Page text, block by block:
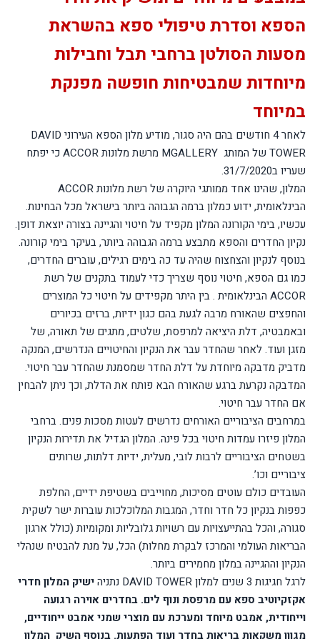
הספא וסדרת טיפולי ספא בהשראת
מסעות הסולטן ברחבי תבל וחבילות
מיוחדות שמבטיחות חופשה מפנקת
במיוחד
לאחר 4 חודשים בהם היה סגור, מודיע מלון הספא העירוני
DAVID
TOWER של המותג MGALLERY מרשת מלונותACCOR כי יפתח
שעריו ב31/7/2020.
המלון, שהינו אחד ממותגי היוקרה של רשת מלונותACCOR
הבינלאומית, ידוע כמלון ברמה הגבוהה ביותר בישראל מכל הבחינות.
עכשיו, בימי הקורונה המלון מקפיד על חיטוי והגיינה בצורה יוצאת דופן.
נקיון החדרים והספא מתבצע ברמה הגבוהה ביותר, בעיקר בימי קורונה.
בנוסף לנקיון והצחצוח שהיה עד כה בימים רגילים, עוברים החדרים,
כמו גם הספא, חיטוי נוסף שצריך כדי לעמוד בתקנים של רשת
ACCOR הבינלאומית .בין היתר מקפידים על חיטוי כל המוצרים
והחפצים שהאורח מרבה לגעת בהם כגון ידיות, ברזים בכיורים
ובאמבטיה, דלת היציאה למרפסת, שלטים, מתגים של תאורה, של
מזגן ועוד. לאחר שהחדר עבר את הנקיון והחיטויים הנדרשים, המנקה
מדביק מדבקה מיוחדת על דלת החדר שמסמנת שהחדר עבר חיטוי.
המדבקה נקרעת ברגע שהאורח הבא פותח את הדלת, וכך ניתן להבחין
אם החדר עבר חיטוי.
במרחבים הציבוריים האורחים נדרשים לעטות מסכות פנים. ברחבי
המלון פיזרו עמדות חיטוי בכל פינה. המלון הגדיל את תדירות הנקיון
בשטחים הציבוריים לרבות לובי, מעלית, ידיות דלתות, שרותים
ציבוריים וכו’.
העובדים כולם עוטים מסיכות, מחוייבים בשטיפת ידיים, החלפת
כפפות בנקיון כל חדר וחדר, המגבות המלוכלכות עוברות ישר לשקית
סגורה, והכל בהתייעצויות עם רשויות גלובליות ומקומיות (כולל ארגון
הבריאות העולמי והמרכז לבקרת מחלות) הכל, על מנת להבטיח שנהלי
הנקיון וההגיינה במלון מחמירים ביותר.
לרגל חגיגות 3 שנים למלון
DAVID TOWER נתניהישיק המלון חדרי
אקזקיוטיב ספא עם מרפסת ונוף לים. בחדרים אוירה רגועה
וייחודית, אמבט מיוחד ומערכת עם מוצרי שמני אמבט ייחודיים,
מגוון משקאות בריאות בחדר ועוד הפתעות. בנוסף השיק המלון